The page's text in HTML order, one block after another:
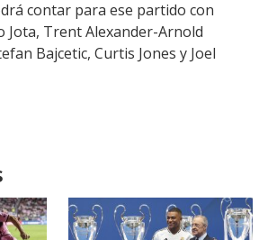
contar para ese partido con
Jota, Trent Alexander-Arnold
Bajcetic, Curtis Jones y Joel